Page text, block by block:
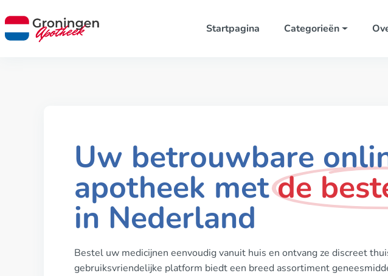
Startpagina Categorieën
Uw betrouwbare
apotheek met de
in Nederland
Bestel uw medicijnen eenvoudig vanuit huis en ontvang ze discreet
gebruiksvriendelijke platform biedt een breed assortiment